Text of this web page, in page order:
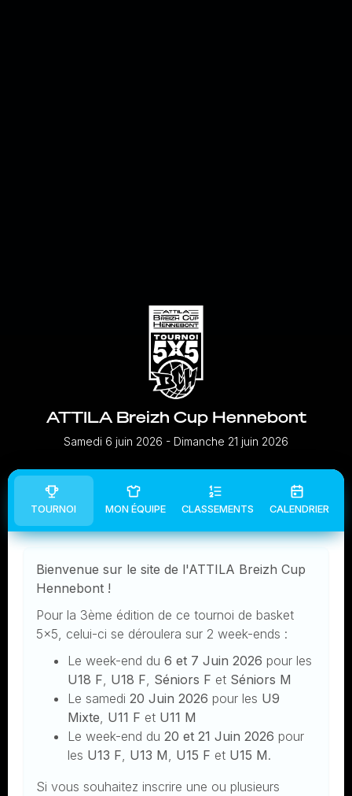
ATTILA Breizh Cup Hennebont
Samedi 6 juin 2026 - Dimanche 21 juin 2026
TOURNOI MON ÉQUIPE CLASSEMENTS CALENDRIER
Bienvenue sur le site de l'ATTILA Breizh Cup
Hennebont !
Pour la 3ème édition de ce tournoi de basket
5x5, celui-ci se déroulera sur 2 week-ends :
Le week-end du 6 et 7 Juin 2026 pour les
U18 F, U18 F, Séniors F et Séniors M
Le samedi 20 Juin 2026 pour les U9
Mixte, U11 F et U11 M
Le week-end du 20 et 21 Juin 2026 pour
les U13 F, U13 M, U15 F et U15 M.
Si vous souhaitez inscrire une ou plusieurs